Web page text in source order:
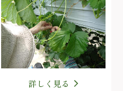
詳しく見る